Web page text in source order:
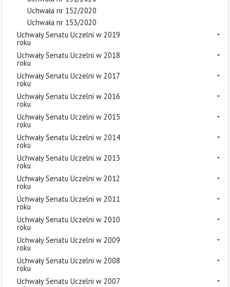
Uchwała nr 152/2020
Uchwała nr 153/2020
Uchwały Senatu Uczelni w 2019
roku
Uchwały Senatu Uczelni w 2018
roku
Uchwały Senatu Uczelni w 2017
roku
Uchwały Senatu Uczelni w 2016
roku
Uchwały Senatu Uczelni w 2015
roku
Uchwały Senatu Uczelni w 2014
roku
Uchwały Senatu Uczelni w 2013
roku
Uchwały Senatu Uczelni w 2012
roku
Uchwały Senatu Uczelni w 2011
roku
Uchwały Senatu Uczelni w 2010
roku
Uchwały Senatu Uczelni w 2009
roku
Uchwały Senatu Uczelni w 2008
roku
Uchwały Senatu Uczelni w 2007